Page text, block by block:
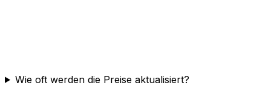
Wie oft werden die Preise aktualisiert?